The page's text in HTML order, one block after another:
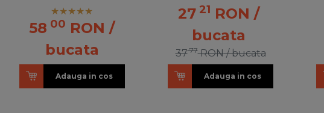
58 00 RON /
bucata
Adauga in cos
27 21 RON /
bucata
3777 RON / bucata
Adauga in cos